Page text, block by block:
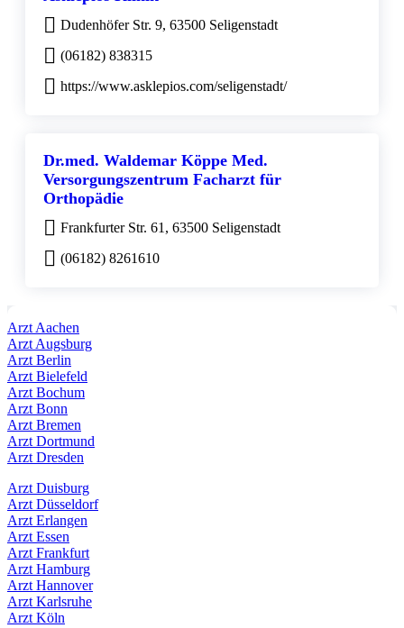
Dudenhöfer Str. 9, 63500 Seligenstadt
(06182) 838315
https://www.asklepios.com/seligenstadt/
Dr.med. Waldemar Köppe Med.
Versorgungszentrum Facharzt für
Orthopädie
Frankfurter Str. 61, 63500 Seligenstadt
(06182) 8261610
Arzt Aachen
Arzt Augsburg
Arzt Berlin
Arzt Bielefeld
Arzt Bochum
Arzt Bonn
Arzt Bremen
Arzt Dortmund
Arzt Dresden
Arzt Duisburg
Arzt Düsseldorf
Arzt Erlangen
Arzt Essen
Arzt Frankfurt
Arzt Hamburg
Arzt Hannover
Arzt Karlsruhe
Arzt Köln